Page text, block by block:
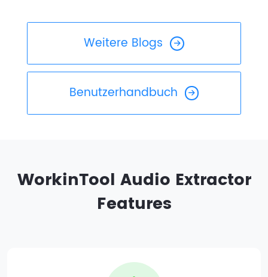
Weitere Blogs
Benutzerhandbuch
WorkinTool Audio Extractor
Features